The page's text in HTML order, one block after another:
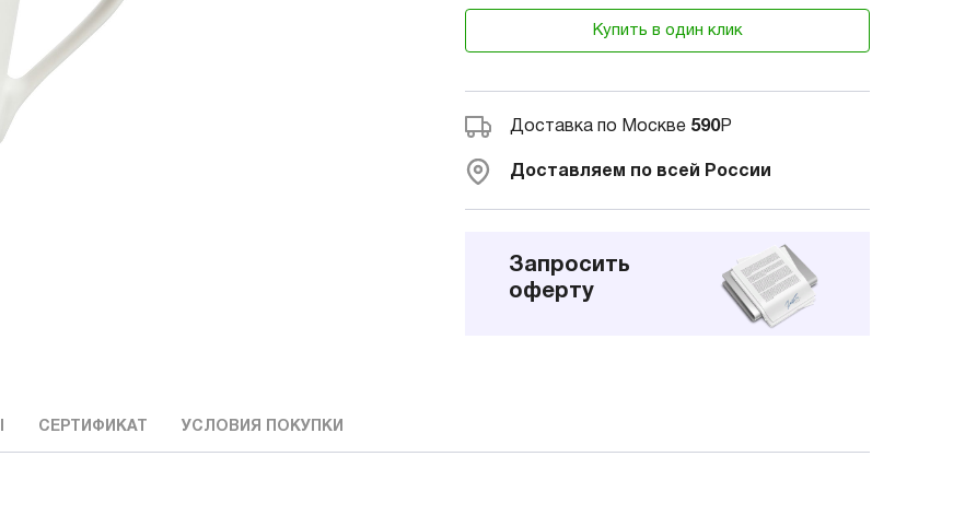
Купить в один клик
Доставка по Москве 590Р
Доставляем по всей России
Запросить
оферту
СЕРТИФИКАТ УСЛОВИЯ ПОКУПКИ